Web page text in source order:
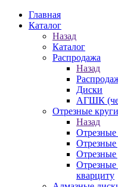
Главная
Каталог
Назад
Каталог
Распродажа
Назад
Диски
АГШК
Отрезные
Назад
Отрезные
Отрезные
кварциту